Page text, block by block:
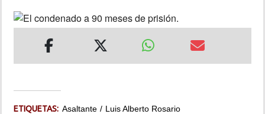
SHOW
DEPORTES
ETIQUETAS: Asaltante
Luis Alberto Rosario